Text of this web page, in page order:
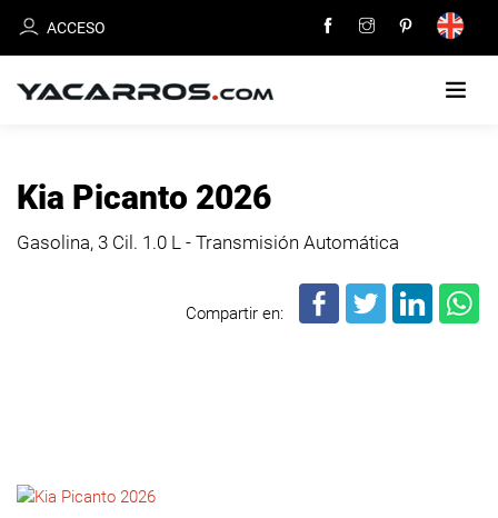
ACCESO
EN
NOTICIAS
Kia Picanto 2026
Gasolina, 3 Cil. 1.0 L - Transmisión Automática
Compartir en: